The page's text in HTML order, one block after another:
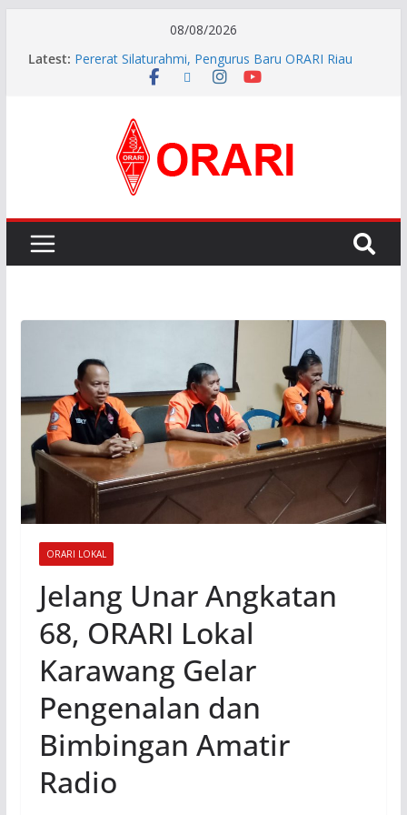
08/08/2026
Latest: Pererat Silaturahmi, Pengurus Baru ORARI Riau
Audiensi dan Siap Bersinergi dengan Diskominfotik
Preparatory Group for WRC-27 )
Aftiyedi Dalimunthe (YC5NNF) Resmi Pimpin ORARI
Lokal Bengkalis 2026–2029, Dikukuhkan Langsung
Ketua Orari Daerah Riau
Riau Beserta Jajaran Hadiri Muslok III Bengkalis
ORARI LOKAL
Jelang Unar Angkatan
68, ORARI Lokal
Karawang Gelar
Pengenalan dan
Bimbingan Amatir
Radio